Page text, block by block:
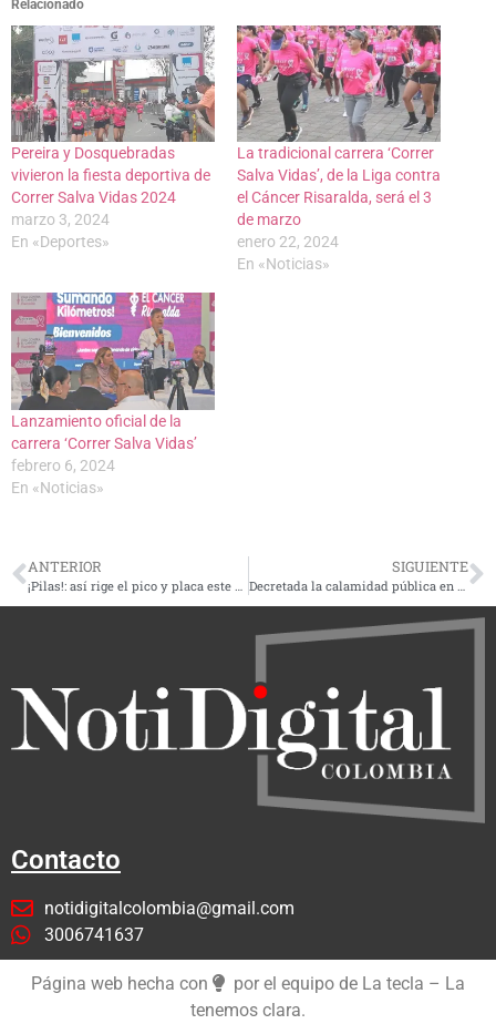
Relacionado
Pereira y Dosquebradas
vivieron la fiesta deportiva de
Correr Salva Vidas 2024
marzo 3, 2024
En «Deportes»
La tradicional carrera ‘Correr
Salva Vidas’, de la Liga contra
el Cáncer Risaralda, será el 3
de marzo
enero 22, 2024
En «Noticias»
Lanzamiento oficial de la
carrera ‘Correr Salva Vidas’
febrero 6, 2024
En «Noticias»
ANTERIOR SIGUIENTE
Contacto
notidigitalcolombia@gmail.com
3006741637
Página web hecha con
por el equipo de La tecla – La
tenemos clara.